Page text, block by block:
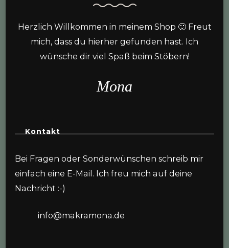
Herzlich Willkommen in meinem Shop 🙂 Freut
mich, dass du hierher gefunden hast. Ich
wünsche dir viel Spaß beim Stöbern!
Mona
Kontakt
Bei Fragen oder Sonderwünschen schreib mir
einfach eine E-Mail. Ich freu mich auf deine
Nachricht :-)
info@makramona.de